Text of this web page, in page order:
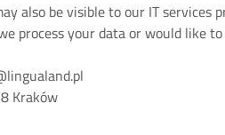
also be visible to our IT services
process your data or would like
Kraków